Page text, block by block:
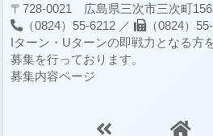
〒728-0021 広島県三次市三次町
（0824）55-6212 ／
（0824）
Iターン・Uターンの即戦力となる方
募集を行っております。
募集内容ページ